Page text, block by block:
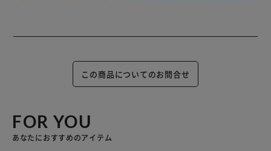
この商品についてのお問合せ
FOR YOU
あなたにおすすめのアイテム